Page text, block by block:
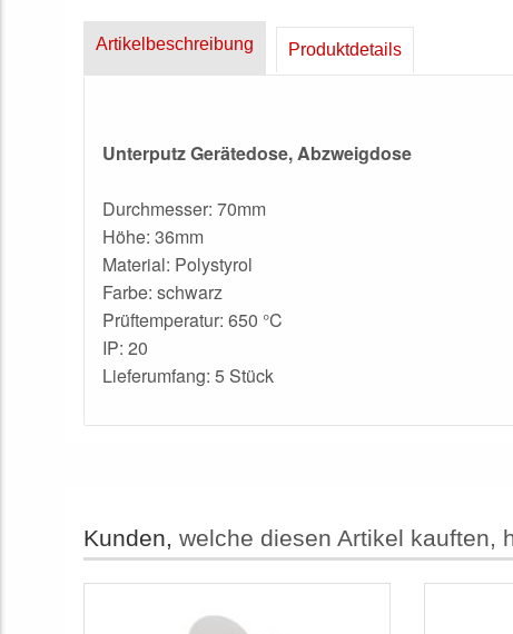
Artikelbeschreibung Produktdetails
Unterputz Gerätedose, Abzweigdose
Durchmesser: 70mm
Höhe: 36mm
Material: Polystyrol
Farbe: schwarz
Prüftemperatur: 650 °C
IP: 20
Lieferumfang: 5 Stück
Kunden, welche diesen Artikel kauften,